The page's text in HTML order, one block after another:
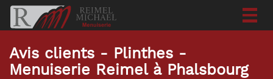
Avis clients - Plinthes -
Menuiserie Reimel à Phalsbourg